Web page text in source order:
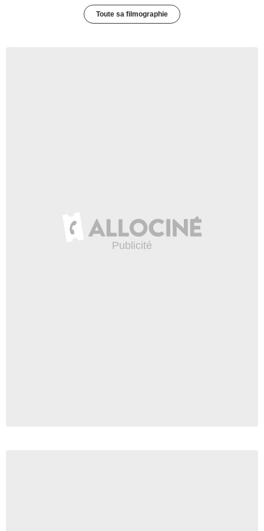
Toute sa filmographie